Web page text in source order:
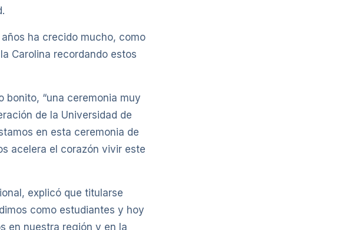
ha crecido mucho, como
Carolina recordando estos
bonito, “una ceremonia muy
de la Universidad de
en esta ceremonia de
acelera el corazón vivir este
explicó que titularse
como estudiantes y hoy
en nuestra región y en la